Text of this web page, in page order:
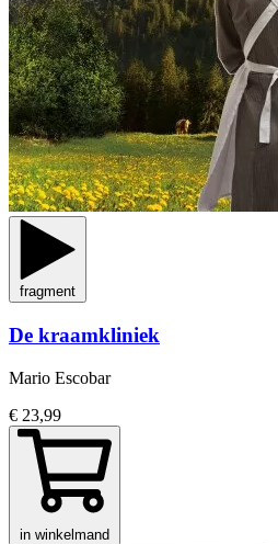
fragment
De kraamkliniek
Mario Escobar
€ 23,99
in winkelmand